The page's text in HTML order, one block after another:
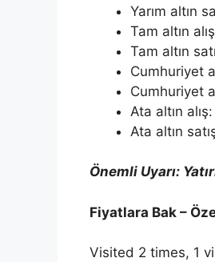
Yarım altın
Tam altın
Tam altın
Cumhuriyet
Cumhuriyet
Ata altın
Ata altın
Önemli Uyarı:
Fiyatlara Bak –
Visited 2 times, 1